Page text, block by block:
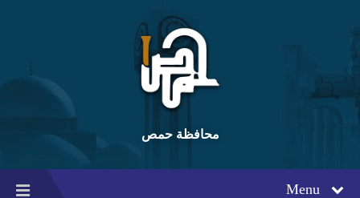
content
main
navigation
footer
محافظة حمص
Menu